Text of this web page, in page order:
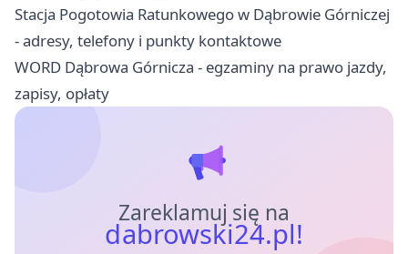
Stacja Pogotowia Ratunkowego w Dąbrowie Górniczej
- adresy, telefony i punkty kontaktowe
WORD Dąbrowa Górnicza - egzaminy na prawo jazdy,
zapisy, opłaty
Zareklamuj się na
dabrowski24.pl!